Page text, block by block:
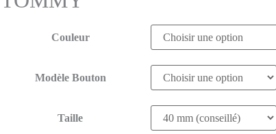
Couleur
Modèle Bouton
Taille